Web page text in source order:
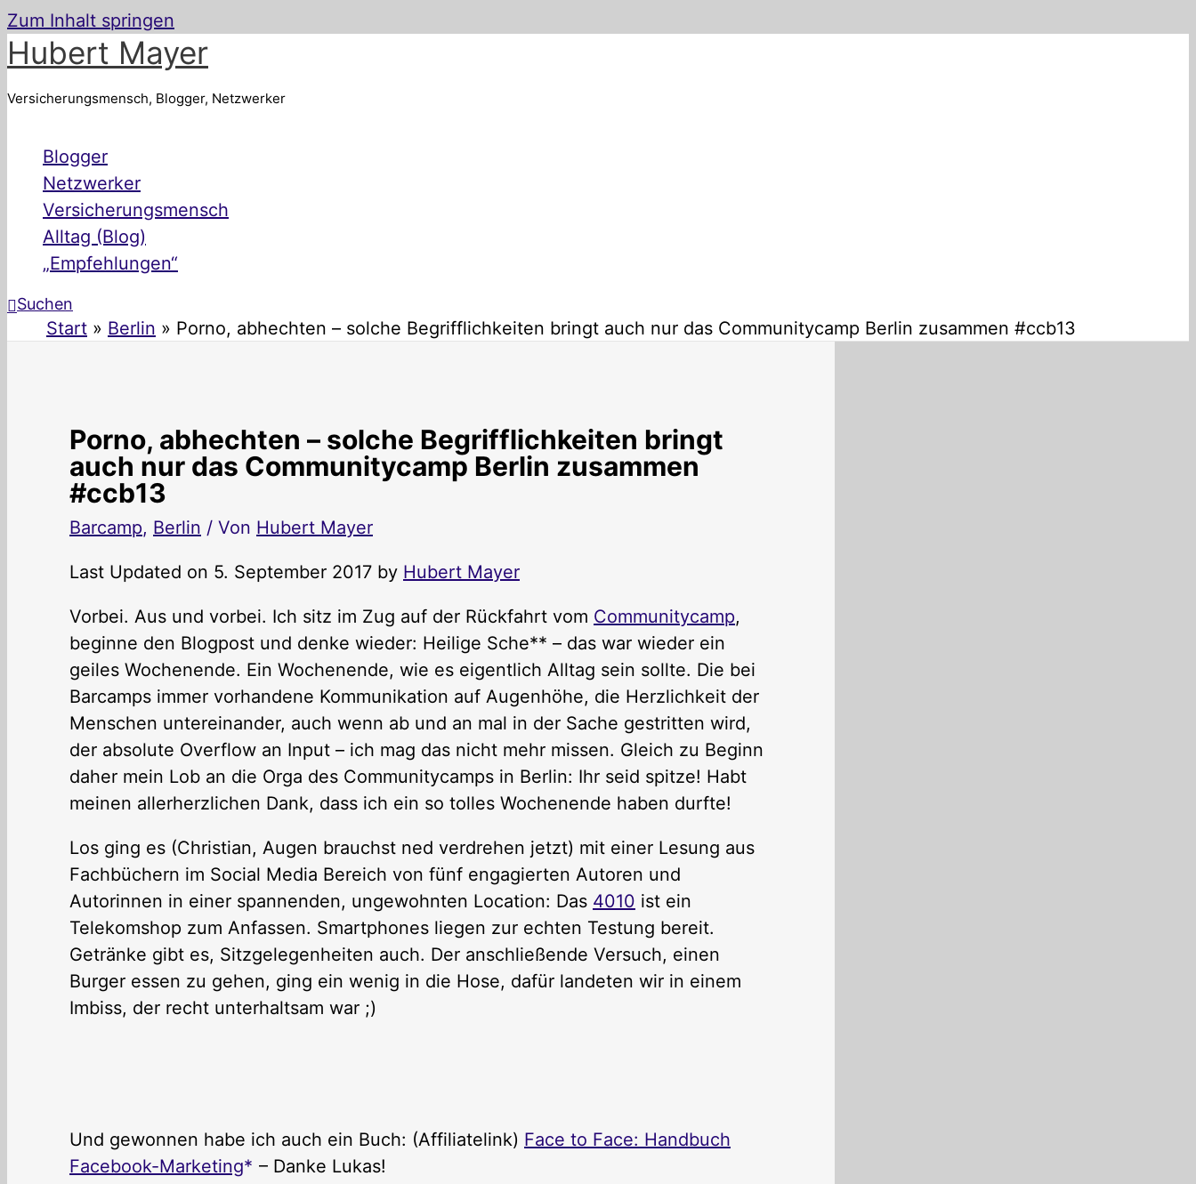
Zum Inhalt springen
Hubert Mayer
Versicherungsmensch, Blogger, Netzwerker
Blogger
Netzwerker
Versicherungsmensch
Alltag (Blog)
„Empfehlungen“
Suchen
Start Berlin Porno, abhechten – solche Begrifflichkeiten bringt auch nur das Communitycamp Berlin zusammen #ccb13
Porno, abhechten – solche Begrifflichkeiten bringt
auch nur das Communitycamp Berlin zusammen
#ccb13
Barcamp, Berlin / Von Hubert Mayer
Last Updated on 5. September 2017 by Hubert Mayer
Vorbei. Aus und vorbei. Ich sitz im Zug auf der Rückfahrt vom Communitycamp,
beginne den Blogpost und denke wieder: Heilige Sche** – das war wieder ein
geiles Wochenende. Ein Wochenende, wie es eigentlich Alltag sein sollte. Die bei
Barcamps immer vorhandene Kommunikation auf Augenhöhe, die Herzlichkeit der
Menschen untereinander, auch wenn ab und an mal in der Sache gestritten wird,
der absolute Overflow an Input – ich mag das nicht mehr missen. Gleich zu Beginn
daher mein Lob an die Orga des Communitycamps in Berlin: Ihr seid spitze! Habt
meinen allerherzlichen Dank, dass ich ein so tolles Wochenende haben durfte!
Los ging es (Christian, Augen brauchst ned verdrehen jetzt) mit einer Lesung aus
Fachbüchern im Social Media Bereich von fünf engagierten Autoren und
Autorinnen in einer spannenden, ungewohnten Location: Das 4010 ist ein
Telekomshop zum Anfassen. Smartphones liegen zur echten Testung bereit.
Getränke gibt es, Sitzgelegenheiten auch. Der anschließende Versuch, einen
Burger essen zu gehen, ging ein wenig in die Hose, dafür landeten wir in einem
Imbiss, der recht unterhaltsam war ;)
Und gewonnen habe ich auch ein Buch: (Affiliatelink) Face to Face: Handbuch
Facebook-Marketing
– Danke Lukas!